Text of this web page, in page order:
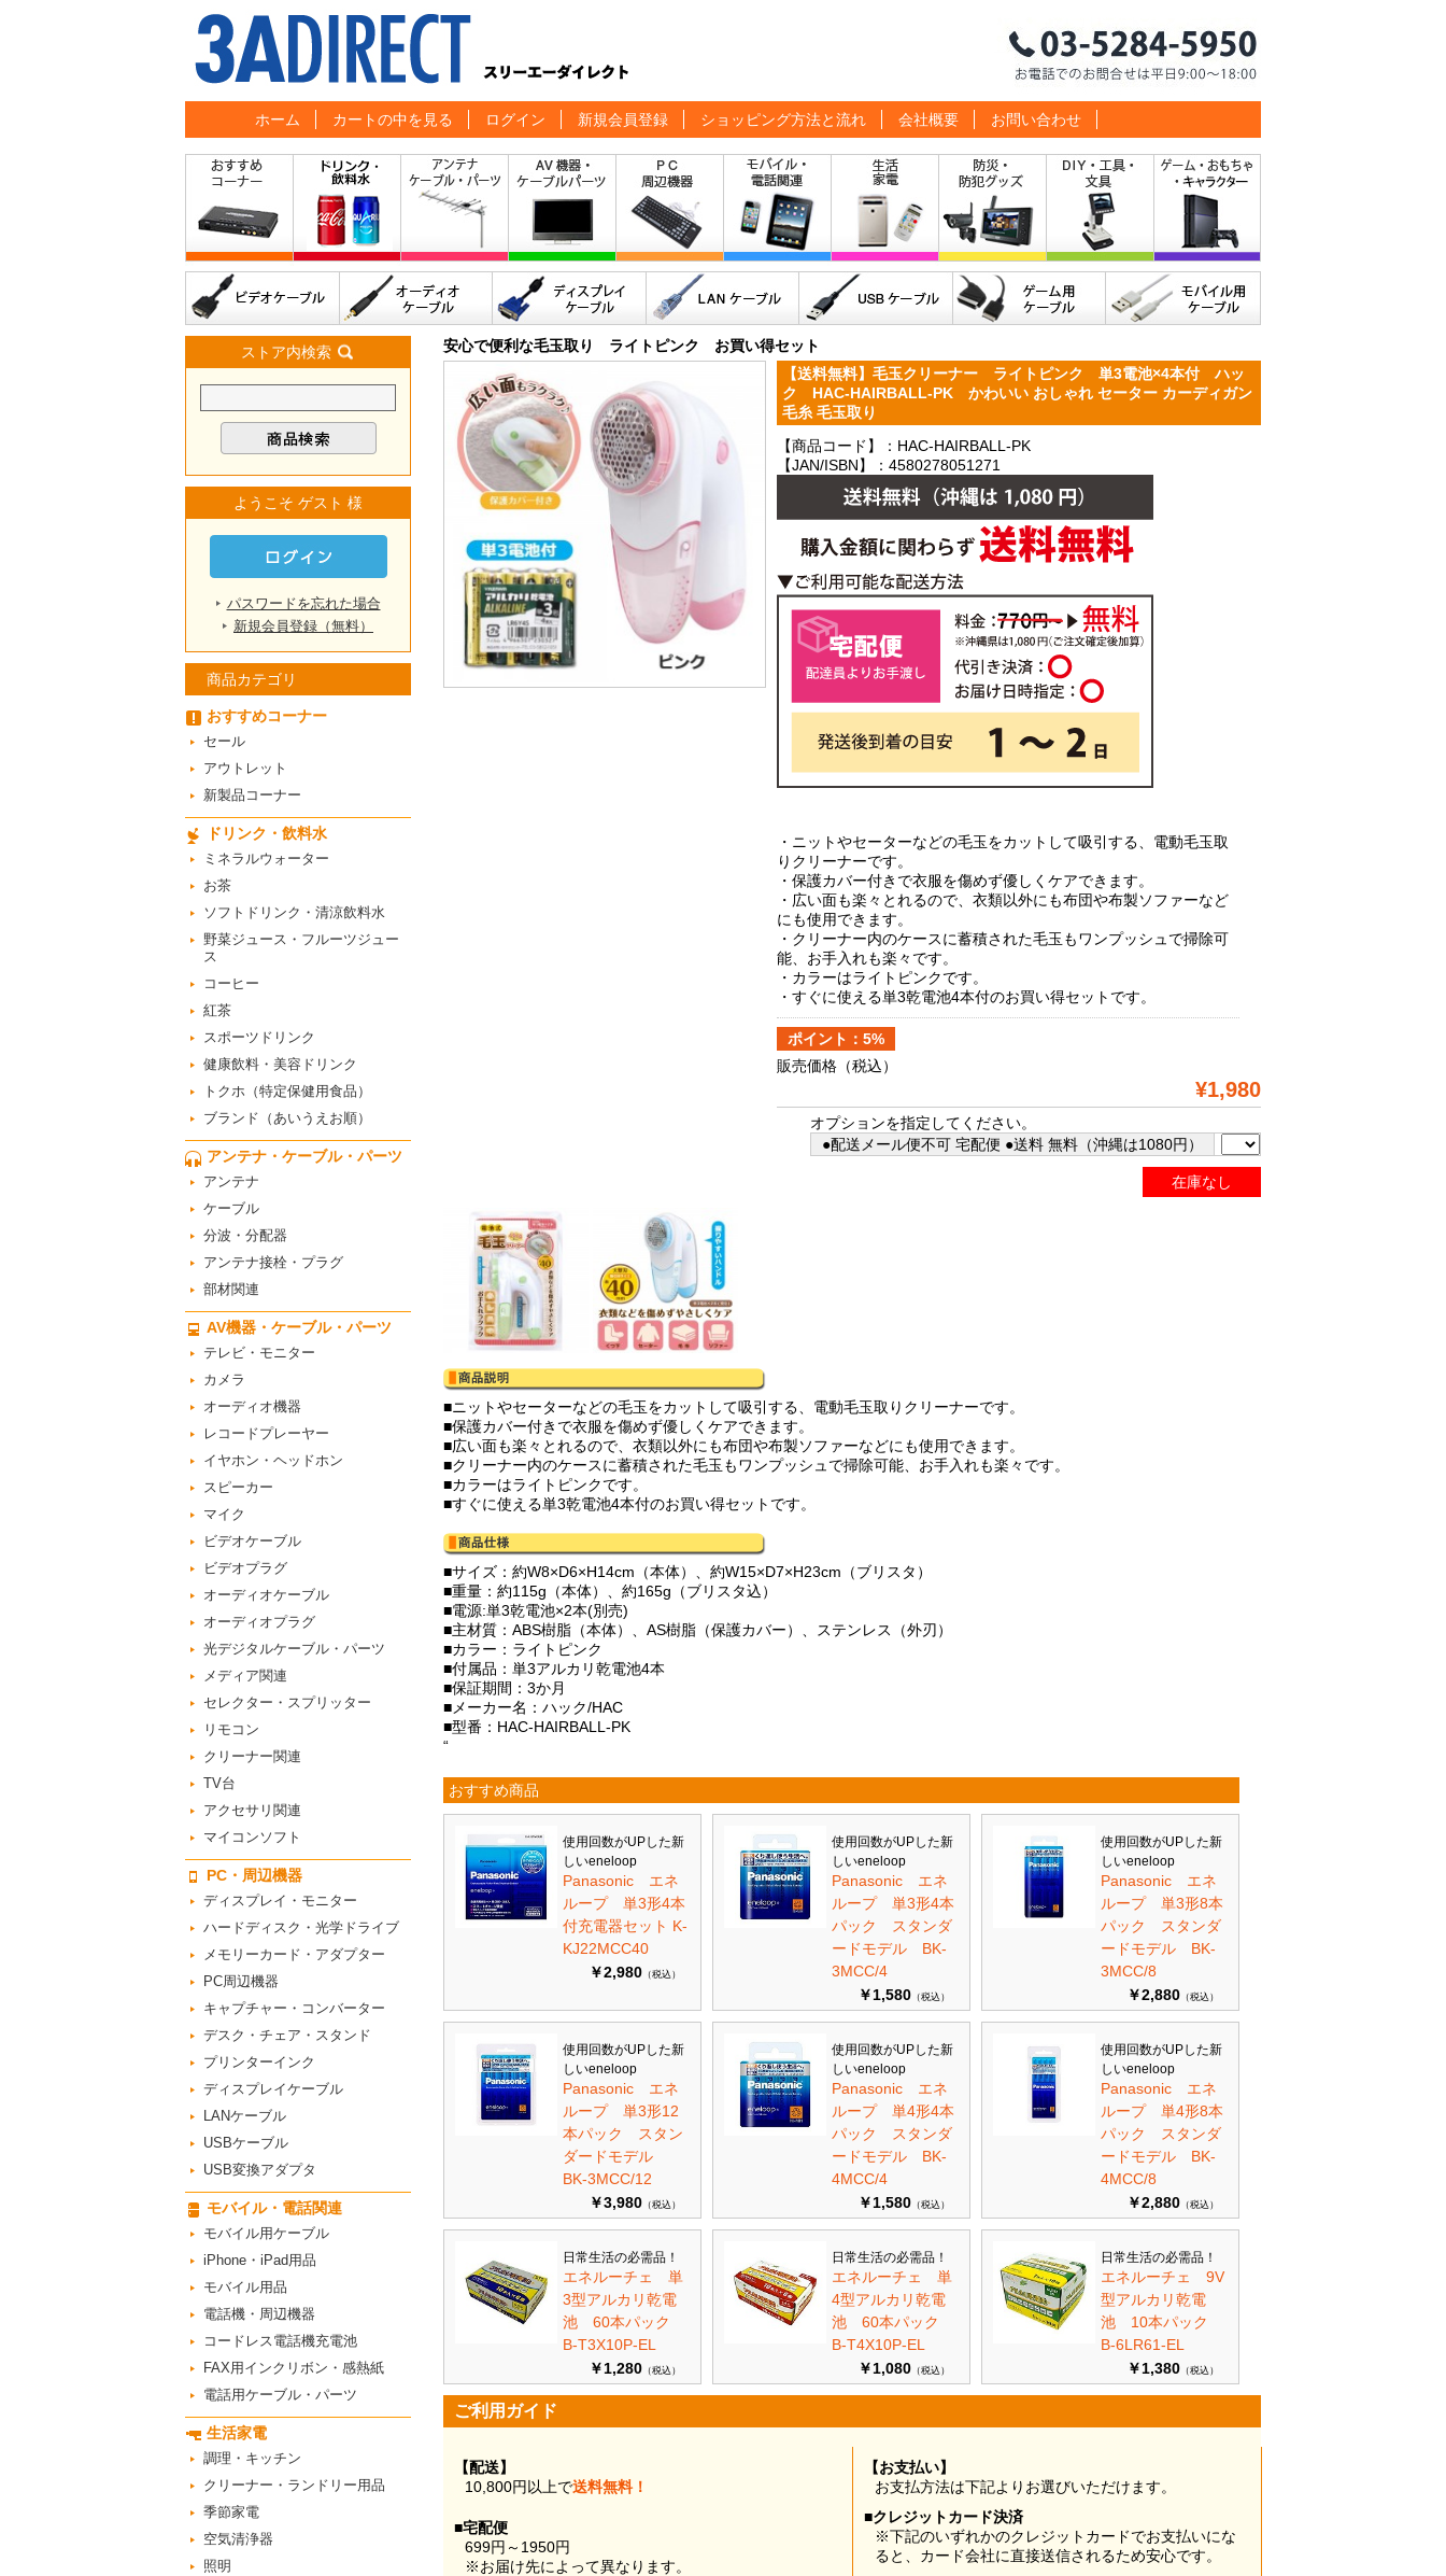
ホーム カートの中を見る ログイン 新規会員登録 ショッピング方法と流れ 会社概要 お問い合わせ
ストア内検索
ようこそ ゲスト 様
パスワードを忘れた場合
新規会員登録（無料）
商品カテゴリ
おすすめコーナー
セール
アウトレット
新製品コーナー
ドリンク・飲料水
ミネラルウォーター
お茶
ソフトドリンク・清涼飲料水
野菜ジュース・フルーツジュー
ス
コーヒー
紅茶
スポーツドリンク
健康飲料・美容ドリンク
トクホ（特定保健用食品）
ブランド（あいうえお順）
アンテナ・ケーブル・パーツ
アンテナ
ケーブル
分波・分配器
アンテナ接栓・プラグ
部材関連
AV機器・ケーブル・パーツ
テレビ・モニター
カメラ
オーディオ機器
レコードプレーヤー
イヤホン・ヘッドホン
スピーカー
マイク
ビデオケーブル
ビデオプラグ
オーディオケーブル
オーディオプラグ
光デジタルケーブル・パーツ
メディア関連
セレクター・スプリッター
リモコン
クリーナー関連
TV台
アクセサリ関連
マイコンソフト
PC・周辺機器
ディスプレイ・モニター
ハードディスク・光学ドライブ
メモリーカード・アダプター
PC周辺機器
キャプチャー・コンバーター
デスク・チェア・スタンド
プリンターインク
ディスプレイケーブル
LANケーブル
USBケーブル
USB変換アダプタ
モバイル・電話関連
モバイル用ケーブル
iPhone・iPad用品
モバイル用品
電話機・周辺機器
コードレス電話機充電池
FAX用インクリボン・感熱紙
電話用ケーブル・パーツ
生活家電
調理・キッチン
クリーナー・ランドリー用品
季節家電
空気清浄器
照明
安心で便利な毛玉取り ライトピンク お買い得セット
【送料無料】毛玉クリーナー ライトピンク 単3電池×4本付 ハッ
ク HAC-HAIRBALL-PK かわいい おしゃれ セーター カーディガン
毛糸 毛玉取り
【商品コード】：HAC-HAIRBALL-PK
【JAN/ISBN】：4580278051271
・ニットやセーターなどの毛玉をカットして吸引する、電動毛玉取
りクリーナーです。
・保護カバー付きで衣服を傷めず優しくケアできます。
・広い面も楽々とれるので、衣類以外にも布団や布製ソファーなど
にも使用できます。
・クリーナー内のケースに蓄積された毛玉もワンプッシュで掃除可
能、お手入れも楽々です。
・カラーはライトピンクです。
・すぐに使える単3乾電池4本付のお買い得セットです。
ポイント：5%
販売価格 （税込）
¥1,980
オプションを指定してください。
●配送メール便不可 宅配便 ●送料 無料（沖縄は1080円）
在庫なし
■ニットやセーターなどの毛玉をカットして吸引する、電動毛玉取りクリーナーです。
■保護カバー付きで衣服を傷めず優しくケアできます。
■広い面も楽々とれるので、衣類以外にも布団や布製ソファーなどにも使用できます。
■クリーナー内のケースに蓄積された毛玉もワンプッシュで掃除可能、お手入れも楽々です。
■カラーはライトピンクです。
■すぐに使える単3乾電池4本付のお買い得セットです。
■サイズ：約W8×D6×H14cm（本体）、約W15×D7×H23cm（ブリスタ）
■重量：約115g（本体）、約165g（ブリスタ込）
■電源:単3乾電池×2本(別売)
■主材質：ABS樹脂（本体）、AS樹脂（保護カバー）、ステンレス（外刃）
■カラー：ライトピンク
■付属品：単3アルカリ乾電池4本
■保証期間：3か月
■メーカー名：ハック/HAC
■型番：HAC-HAIRBALL-PK
“
おすすめ商品
使用回数がUPした新
しいeneloop
Panasonic エネ
ループ 単3形4本
付充電器セット K-
KJ22MCC40
￥2,980 （税込）
使用回数がUPした新
しいeneloop
Panasonic エネ
ループ 単3形4本
パック スタンダ
ードモデル BK-
3MCC/4
￥1,580 （税込）
使用回数がUPした新
しいeneloop
Panasonic エネ
ループ 単3形8本
パック スタンダ
ードモデル BK-
3MCC/8
￥2,880 （税込）
使用回数がUPした新
しいeneloop
Panasonic エネ
ループ 単3形12
本パック スタン
ダードモデル
BK-3MCC/12
￥3,980 （税込）
使用回数がUPした新
しいeneloop
Panasonic エネ
ループ 単4形4本
パック スタンダ
ードモデル BK-
4MCC/4
￥1,580 （税込）
使用回数がUPした新
しいeneloop
Panasonic エネ
ループ 単4形8本
パック スタンダ
ードモデル BK-
4MCC/8
￥2,880 （税込）
日常生活の必需品！
エネルーチェ 単
3型アルカリ乾電
池 60本パック
B-T3X10P-EL
￥1,280 （税込）
日常生活の必需品！
エネルーチェ 単
4型アルカリ乾電
池 60本パック
B-T4X10P-EL
￥1,080 （税込）
日常生活の必需品！
エネルーチェ 9V
型アルカリ乾電
池 10本パック
B-6LR61-EL
￥1,380 （税込）
ご利用ガイド
【配送】
10,800円以上で送料無料！
■宅配便
699円～1950円
※お届け先によって異なります。
【お支払い】
お支払方法は下記よりお選びいただけます。
■クレジットカード決済
※下記のいずれかのクレジットカードでお支払いにな
ると、カード会社に直接送信されるため安心です。